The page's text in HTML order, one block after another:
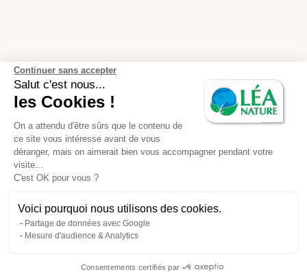
Continuer sans accepter
Salut c'est nous...
les Cookies !
On a attendu d'être sûrs que le contenu de
ce site vous intéresse avant de vous
déranger, mais on aimerait bien vous accompagner pendant votre
visite...
C'est OK pour vous ?
Voici pourquoi nous utilisons des cookies.
Partage de données avec Google
Mesure d'audience & Analytics
Consentements certifiés par